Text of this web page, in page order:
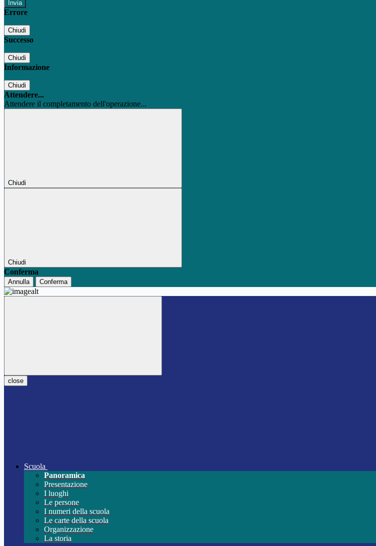
Errore
Chiudi
Successo
Chiudi
Informazione
Chiudi
Attendere...
Attendere il completamento dell'operazione...
Chiudi
Chiudi
Conferma
Annulla Conferma
close
Scuola
Panoramica
Presentazione
I luoghi
Le persone
I numeri della scuola
Le carte della scuola
Organizzazione
La storia